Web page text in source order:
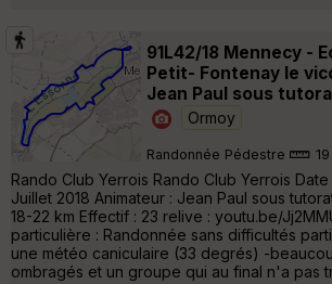
91L42/18 Mennecy -
Petit- Fontenay le
Jean Paul sous
Ormoy
Randonnée Pédestre
Rando Club Yerrois Rando Club Yerrois
Juillet 2018 Animateur : Jean Paul sous
18-22 km Effectif : 23 relive : youtu.be/
particulière : Randonnée sans difficultés
une météo caniculaire (33 degrés) -
ombragés et un groupe qui au final n'a pas